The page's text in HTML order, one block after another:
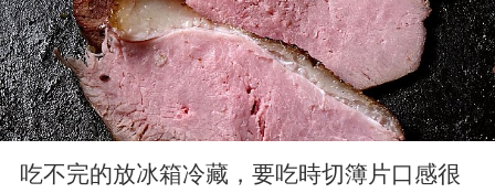
吃不完的放冰箱冷藏，要吃時切簿片口感很